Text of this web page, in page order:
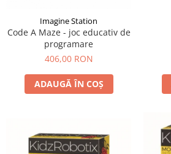
Imagine Station
Code A Maze - joc educativ de
programare
406,00 RON
ADAUGĂ ÎN COȘ